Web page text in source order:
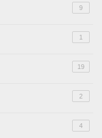
9
1
19
2
4